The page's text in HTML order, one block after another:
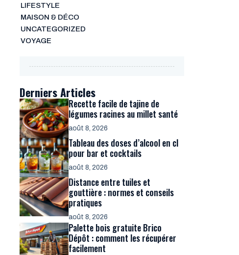
LIFESTYLE
MAISON & DÉCO
UNCATEGORIZED
VOYAGE
Derniers Articles
Recette facile de tajine de
légumes racines au millet santé
août 8, 2026
Tableau des doses d’alcool en cl
pour bar et cocktails
août 8, 2026
Distance entre tuiles et
gouttière : normes et conseils
pratiques
août 8, 2026
Palette bois gratuite Brico
Dépôt : comment les récupérer
facilement